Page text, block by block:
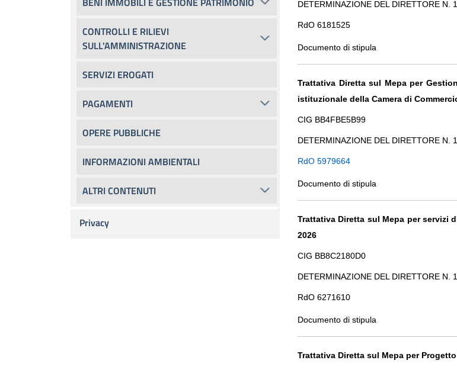
CONTROLLI E RILIEVI
SULL'AMMINISTRAZIONE
SERVIZI EROGATI
PAGAMENTI
OPERE PUBBLICHE
INFORMAZIONI AMBIENTALI
ALTRI CONTENUTI
Privacy
DETERMINAZIONE DEL DIRETTORE N.
RdO 6181525
Documento di stipula
Trattativa Diretta sul Mepa per
istituzionale della Camera di
CIG BB4FBE5B99
DETERMINAZIONE DEL DIRETTORE N.
RdO 5979664
Documento di stipula
Trattativa Diretta sul Mepa per servizi
2026
CIG BB8C2180D0
DETERMINAZIONE DEL DIRETTORE N.
RdO 6271610
Documento di stipula
Trattativa Diretta sul Mepa per